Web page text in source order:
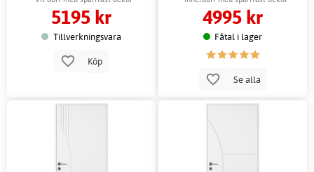
5195 kr
Tillverkningsvara
Köp
4995 kr
Fåtal i lager
Se alla